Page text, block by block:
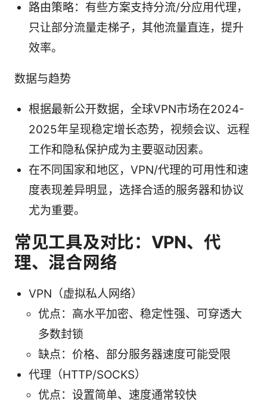
路由策略：有些方案支持分流/分应用代理，
只让部分流量走梯子，其他流量直连，提升
效率。
数据与趋势
根据最新公开数据，全球VPN市场在2024-
2025年呈现稳定增长态势，视频会议、远程
工作和隐私保护成为主要驱动因素。
在不同国家和地区，VPN/代理的可用性和速
度表现差异明显，选择合适的服务器和协议
尤为重要。
常见工具及对比：VPN、代
理、混合网络
VPN（虚拟私人网络）
优点：高水平加密、稳定性强、可穿透大
多数封锁
缺点：价格、部分服务器速度可能受限
代理（HTTP/SOCKS）
优点：设置简单、速度通常较快